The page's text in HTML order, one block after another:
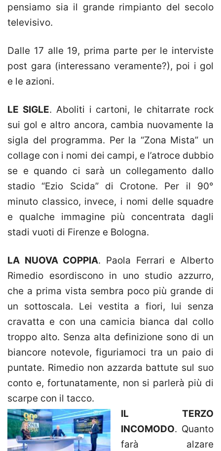
pensiamo sia il grande rimpianto del secolo
televisivo.
Dalle 17 alle 19, prima parte per le interviste
post gara (interessano veramente?), poi i gol
e le azioni.
LE SIGLE. Aboliti i cartoni, le chitarrate rock
sui gol e altro ancora, cambia nuovamente la
sigla del programma. Per la “Zona Mista” un
collage con i nomi dei campi, e l’atroce dubbio
se e quando ci sarà un collegamento dallo
stadio “Ezio Scida” di Crotone. Per il 90°
minuto classico, invece, i nomi delle squadre
e qualche immagine più concentrata dagli
stadi vuoti di Firenze e Bologna.
LA NUOVA COPPIA. Paola Ferrari e Alberto
Rimedio esordiscono in uno studio azzurro,
che a prima vista sembra poco più grande di
un sottoscala. Lei vestita a fiori, lui senza
cravatta e con una camicia bianca dal collo
troppo alto. Senza alta definizione sono di un
biancore notevole, figuriamoci tra un paio di
puntate. Rimedio non azzarda battute sul suo
conto e, fortunatamente, non si parlerà più di
scarpe con il tacco.
IL TERZO
INCOMODO. Quanto
farà alzare